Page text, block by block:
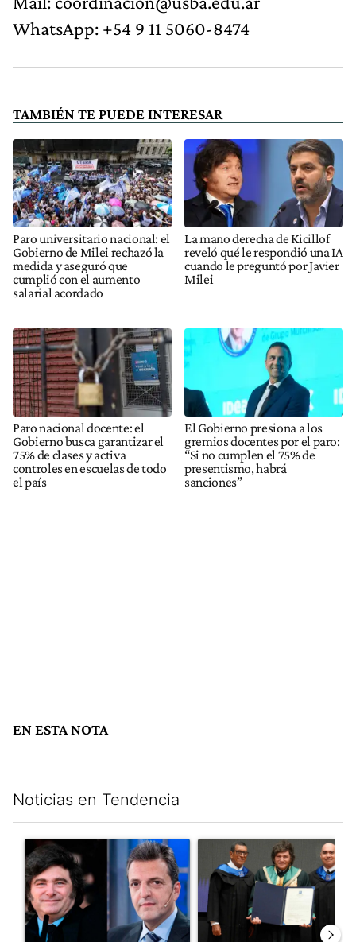
WhatsApp: +54 9 11 5060-8474
TAMBIÉN TE PUEDE INTERESAR
Paro universitario nacional: el
Gobierno de Milei rechazó la
medida y aseguró que
cumplió con el aumento
salarial acordado
La mano derecha de Kicillof
reveló qué le respondió una IA
cuando le preguntó por Javier
Milei
Paro nacional docente: el
Gobierno busca garantizar el
75% de clases y activa
controles en escuelas de todo
el país
El Gobierno presiona a los
gremios docentes por el paro:
“Si no cumplen el 75% de
presentismo, habrá
sanciones”
EN ESTA NOTA
Noticias en Tendencia
Un artículo de tendencia con el título "Los gobernadores
Un artículo de tendencia